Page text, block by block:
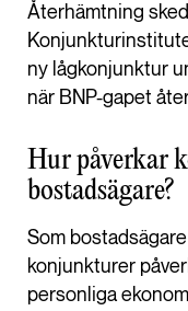
Återhämtning
ny lågkonjunktur
när BNP-gapet
Hur påverkar
bostadsägare?
Som
konjunkturer
personliga